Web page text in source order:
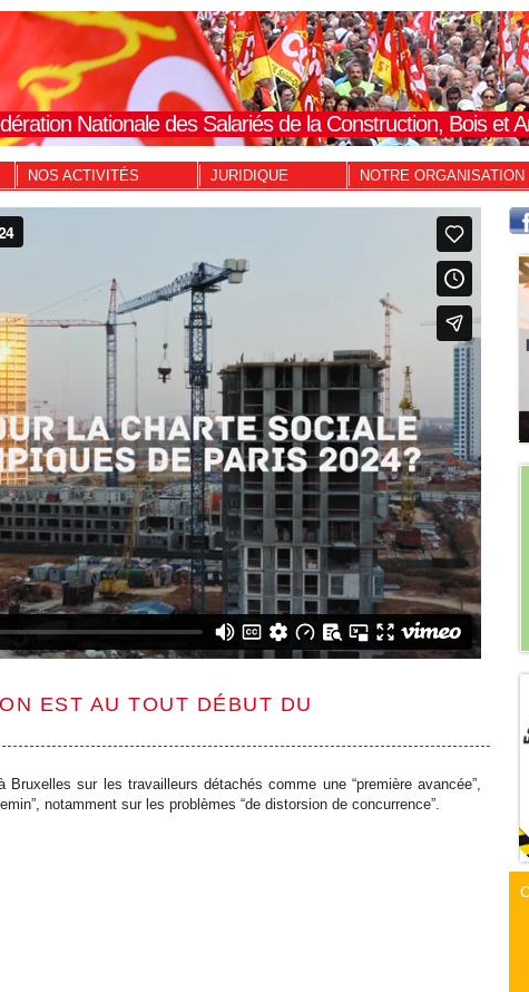
Nationale des Salariés de la Construction, Bois et
NOS ACTIVITÉS JURIDIQUE NOTRE ORGANISATION
EST AU TOUT DÉBUT DU
sur les travailleurs détachés comme une “première avancée”,
notamment sur les problèmes “de distorsion de concurrence”.